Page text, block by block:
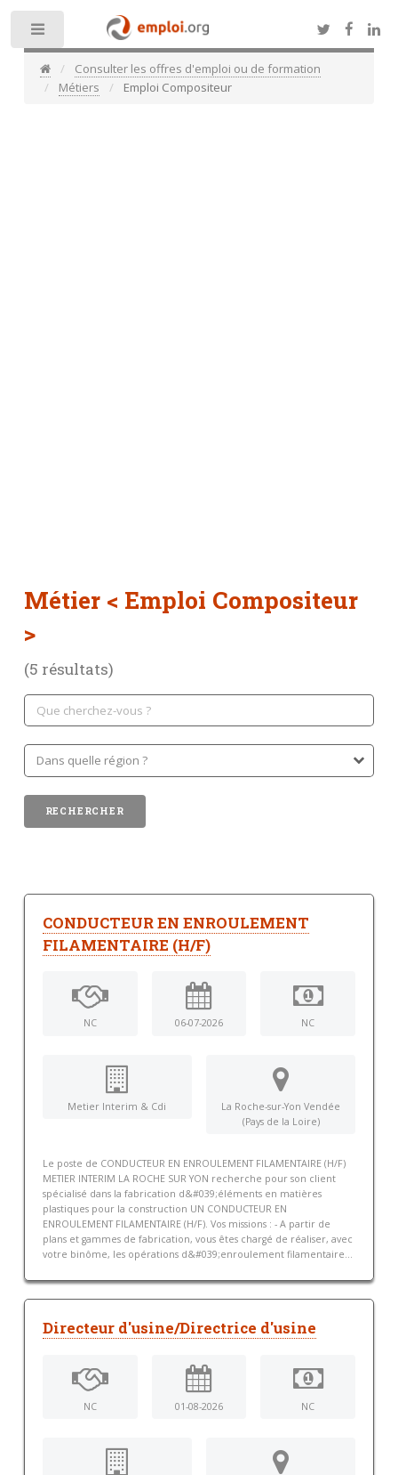
Consulter les offres d'emploi ou de formation
Métiers
Emploi Compositeur
Métier < Emploi Compositeur
>
(5 résultats)
CONDUCTEUR EN ENROULEMENT
FILAMENTAIRE (H/F)
NC 06-07-2026 NC
Metier Interim & Cdi
La Roche-sur-Yon Vendée
(Pays de la Loire)
Le poste de CONDUCTEUR EN ENROULEMENT FILAMENTAIRE (H/F)
METIER INTERIM LA ROCHE SUR YON recherche pour son client
spécialisé dans la fabrication d&#039;éléments en matières
plastiques pour la construction UN CONDUCTEUR EN
ENROULEMENT FILAMENTAIRE (H/F). Vos missions : - A partir de
plans et gammes de fabrication, vous êtes chargé de réaliser, avec
votre binôme, les opérations d&#039;enroulement filamentaire...
Directeur d'usine/Directrice d'usine
NC 01-08-2026 NC
Toggle